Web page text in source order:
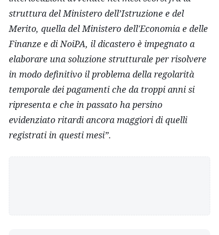
struttura del Ministero dell’Istruzione e del
Merito, quella del Ministero dell'Economia e delle
Finanze e di NoiPA, il dicastero è impegnato a
elaborare una soluzione strutturale per risolvere
in modo definitivo il problema della regolarità
temporale dei pagamenti che da troppi anni si
ripresenta e che in passato ha persino
evidenziato ritardi ancora maggiori di quelli
registrati in questi mesi”.